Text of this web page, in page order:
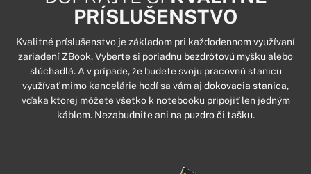
PRÍSLUŠENSTVO
Kvalitné príslušenstvo je základom pri každodennom využívaní
zariadení ZBook. Vyberte si poriadnu bezdrôtovú myšku alebo
slúchadlá. A v prípade, že budete svoju pracovnú stanicu
využívať mimo kancelárie hodí sa vám aj dokovacia stanica,
vďaka ktorej môžete všetko k notebooku pripojiť len jedným
káblom. Nezabudnite ani na puzdro či tašku.